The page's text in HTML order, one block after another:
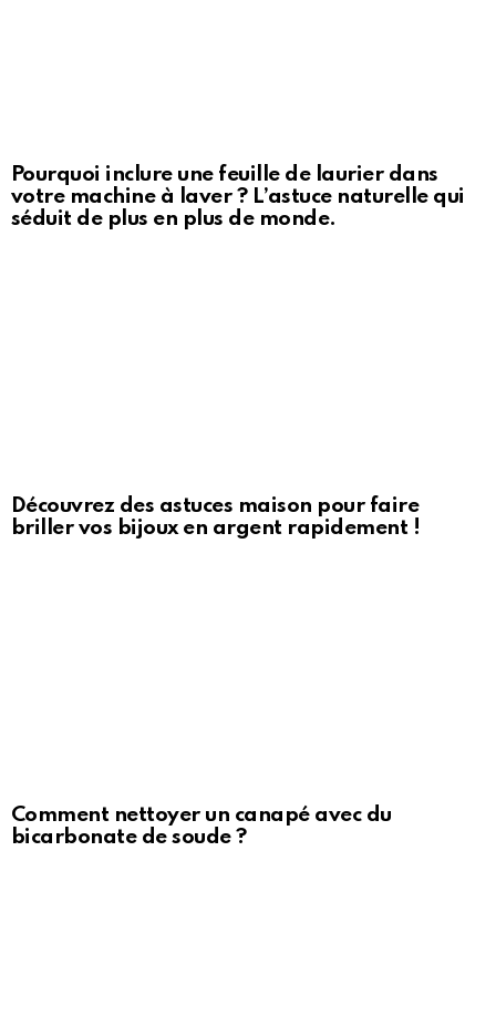
Pourquoi inclure une feuille de laurier dans
votre machine à laver ? L’astuce naturelle qui
séduit de plus en plus de monde.
Découvrez des astuces maison pour faire
briller vos bijoux en argent rapidement !
Comment nettoyer un canapé avec du
bicarbonate de soude ?